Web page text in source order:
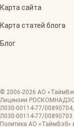
Карта сайта
Карта статей блога
Блог
© 2006-2026 АО
Лицензии
Л030-00114-77/00890704,
Л030-00114-77/00890703.
Политика АО «ТаймВэб»